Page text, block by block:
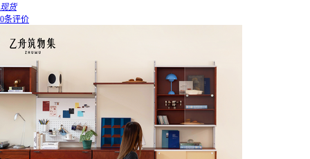
现货
0条评价